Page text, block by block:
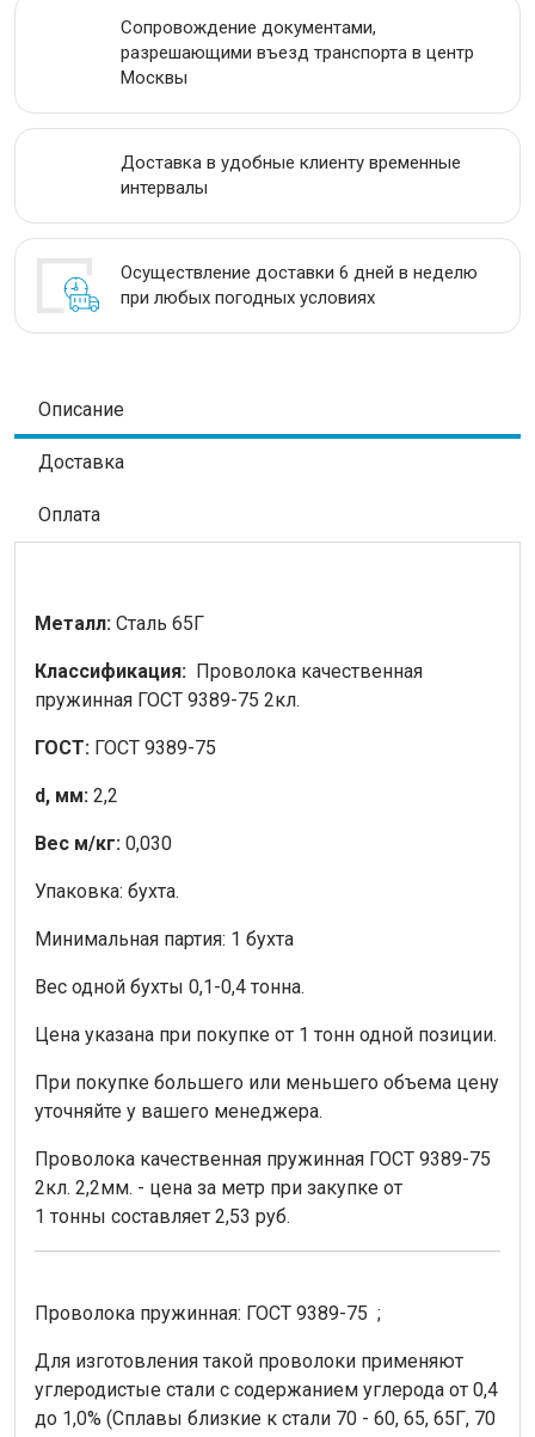
Сопровождение документами,
разрешающими въезд транспорта в центр
Москвы
Доставка в удобные клиенту временные
интервалы
Осуществление доставки 6 дней в неделю
при любых погодных условиях
Описание
Доставка
Оплата
Металл: Сталь 65Г
Классификация: Проволока качественная
пружинная ГОСТ 9389-75 2кл.
ГОСТ: ГОСТ 9389-75
d, мм: 2,2
Вес м/кг: 0,030
Упаковка: бухта.
Минимальная партия: 1 бухта
Вес одной бухты 0,1-0,4 тонна.
Цена указана при покупке от 1 тонн одной позиции.
При покупке большего или меньшего объема цену
уточняйте у вашего менеджера.
Проволока качественная пружинная ГОСТ 9389-75
2кл. 2,2мм. - цена за метр при закупке от
1 тонны составляет 2,53 руб.
Проволока пружинная: ГОСТ 9389-75 ;
Для изготовления такой проволоки применяют
углеродистые стали с содержанием углерода от 0,4
до 1,0% (Сплавы близкие к стали 70 - 60, 65, 65Г, 70